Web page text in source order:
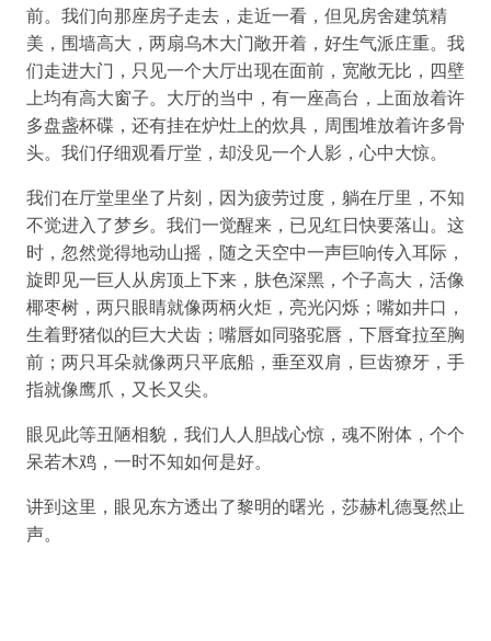
前。我们向那座房子走去，走近一看，但见房舍建筑精
美，围墙高大，两扇乌木大门敞开着，好生气派庄重。我
们走进大门，只见一个大厅出现在面前，宽敞无比，四壁
上均有高大窗子。大厅的当中，有一座高台，上面放着许
多盘盏杯碟，还有挂在炉灶上的炊具，周围堆放着许多骨
头。我们仔细观看厅堂，却没见一个人影，心中大惊。
我们在厅堂里坐了片刻，因为疲劳过度，躺在厅里，不知
不觉进入了梦乡。我们一觉醒来，已见红日快要落山。这
时，忽然觉得地动山摇，随之天空中一声巨响传入耳际，
旋即见一巨人从房顶上下来，肤色深黑，个子高大，活像
椰枣树，两只眼睛就像两柄火炬，亮光闪烁；嘴如井口，
生着野猪似的巨大犬齿；嘴唇如同骆驼唇，下唇耷拉至胸
前；两只耳朵就像两只平底船，垂至双肩，巨齿獠牙，手
指就像鹰爪，又长又尖。
眼见此等丑陋相貌，我们人人胆战心惊，魂不附体，个个
呆若木鸡，一时不知如何是好。
讲到这里，眼见东方透出了黎明的曙光，莎赫札德戛然止
声。